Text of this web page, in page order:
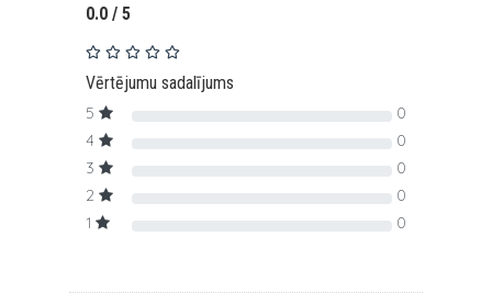
0.0 / 5
Vērtējumu sadalījums
5
0
4
0
3
0
2
0
1
0